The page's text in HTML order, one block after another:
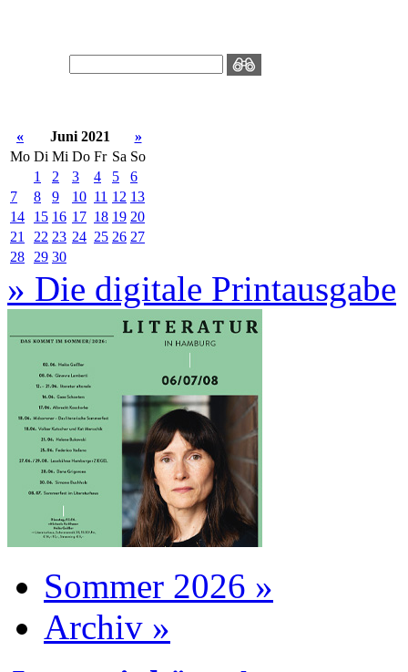
« Juni 2021
»
Mo Di Mi Do Fr Sa So
1
2 3 4 5
6
7
8 9 10 11 12 13
14
15 16 17 18 19 20
21
22 23 24 25 26 27
28
29 30
» Die digitale Printausgabe
Sommer 2026 »
Archiv »